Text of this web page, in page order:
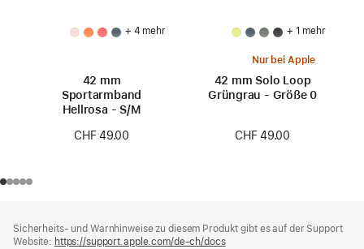
+ 4 mehr
42 mm
Sportarmband
Hellrosa - S/M
CHF 49.00
+ 1 mehr
Nur bei Apple
42 mm Solo Loop
Grüngrau - Größe 0
CHF 49.00
Sicherheits- und Warnhinweise zu diesem Produkt gibt es auf der Support
Website: https://support.apple.com/de-ch/docs(öffnet